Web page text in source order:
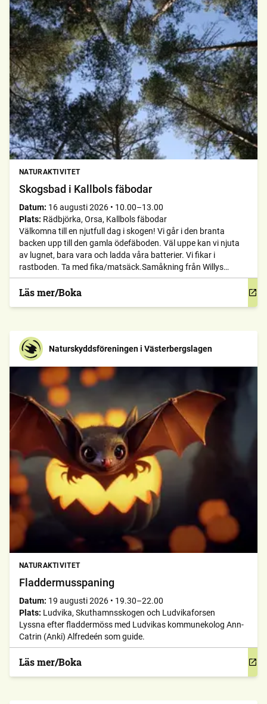
NATURAKTIVITET
Skogsbad i Kallbols fäbodar
Datum: 16 augusti 2026 • 10.00–13.00
Plats: Rädbjörka, Orsa, Kallbols fäbodar
Välkomna till en njutfull dag i skogen! Vi går i den branta
backen upp till den gamla ödefäboden. Väl uppe kan vi njuta
av lugnet, bara vara och ladda våra batterier. Vi fikar i
rastboden. Ta med fika/matsäck.Samåkning från Willys
parkering kl 10.00.
Läs mer/Boka
Naturskyddsföreningen i Västerbergslagen
NATURAKTIVITET
Fladdermusspaning
Datum: 19 augusti 2026 • 19.30–22.00
Plats: Ludvika, Skuthamnsskogen och Ludvikaforsen
Lyssna efter fladdermöss med Ludvikas kommunekolog Ann-
Catrin (Anki) Alfredeén som guide.
Läs mer/Boka